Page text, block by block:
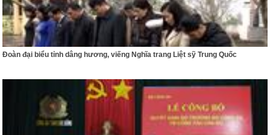
Đoàn đại biểu tỉnh dâng hương, viếng Nghĩa trang Liệt sỹ Trung Quốc